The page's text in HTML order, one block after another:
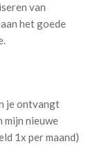
van
het goede
je ontvangt
mijn nieuwe
1x per maand)